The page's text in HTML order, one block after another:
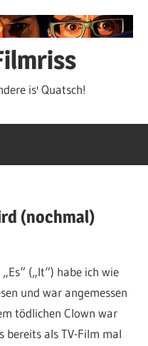
is' Quatsch!
(nochmal)
(„It“) habe ich wie
und war angemessen
tödlichen Clown war
bereits als TV-Film mal